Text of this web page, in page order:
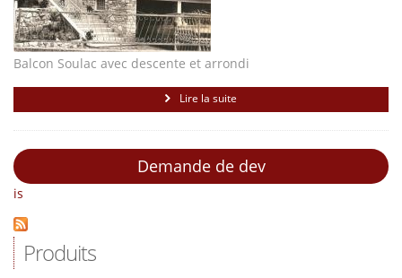
Balcon Soulac avec descente et arrondi
Lire la suite
Demande de dev
is
Produits